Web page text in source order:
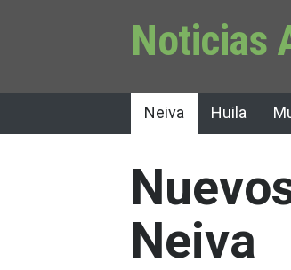
Noticias
Neiva Huila
Neiva